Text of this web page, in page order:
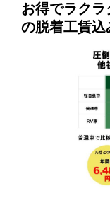
お得でラク
の脱着工賃込